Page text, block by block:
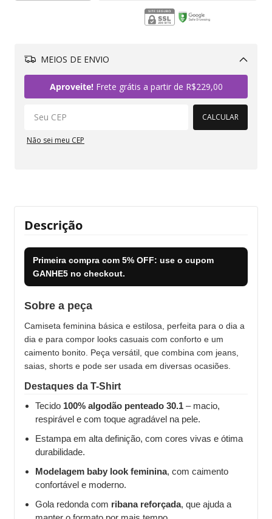
MEIOS DE ENVIO
Aproveite!Frete grátis a partir de R$229,00
CALCULAR
Não sei meu CEP
Descrição
Primeira compra com 5% OFF: use o cupom
GANHE5 no checkout.
Sobre a peça
Camiseta feminina básica e estilosa, perfeita para o dia a
dia e para compor looks casuais com conforto e um
caimento bonito. Peça versátil, que combina com jeans,
saias, shorts e pode ser usada em diversas ocasiões.
Destaques da T-Shirt
Tecido 100% algodão penteado 30.1 – macio,
respirável e com toque agradável na pele.
Estampa em alta definição, com cores vivas e ótima
durabilidade.
Modelagem baby look feminina, com caimento
confortável e moderno.
Gola redonda com ribana reforçada, que ajuda a